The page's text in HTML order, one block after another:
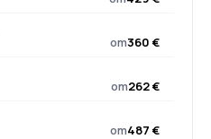
от360 €
от262 €
от487 €